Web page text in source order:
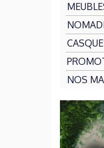
NOS